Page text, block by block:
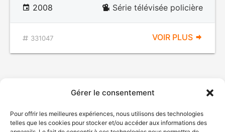
Gérer le consentement
Pour offrir les meilleures expériences, nous utilisons des technologies
telles que les cookies pour stocker et/ou accéder aux informations des
2008 Série télévisée policière
331047 VOIR PLUS